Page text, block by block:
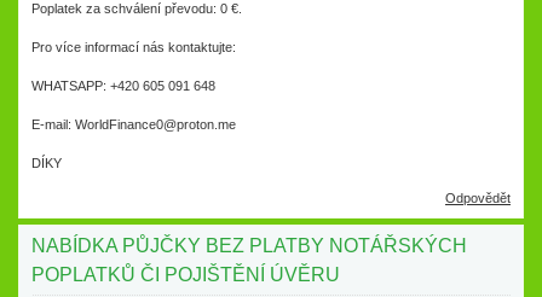
Poplatek za schválení převodu: 0 €.
Pro více informací nás kontaktujte:
WHATSAPP: +420 605 091 648
E-mail: WorldFinance0@proton.me
DÍKY
Odpovědět
NABÍDKA PŮJČKY BEZ PLATBY NOTÁŘSKÝCH
POPLATKŮ ČI POJIŠTĚNÍ ÚVĚRU